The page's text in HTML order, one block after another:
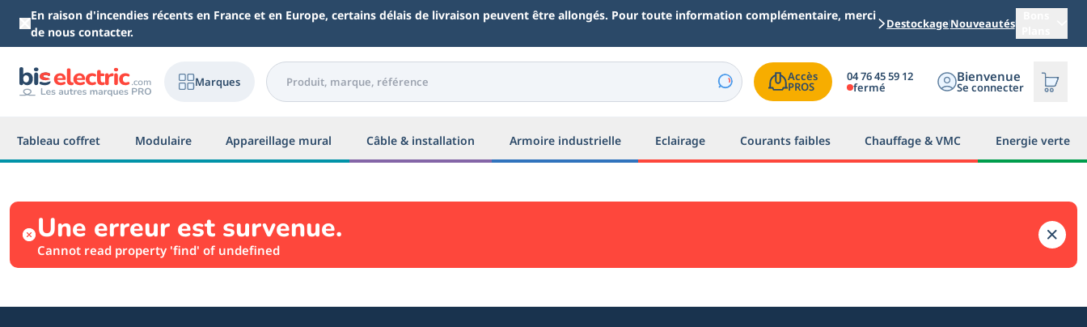
Aller au contenu principal
En raison d'incendies récents en France et en Europe, certains délais de livraison peuvent être allongés. Pour toute information complémentaire, merci
de nous contacter.
DestockageNouveautés
Marques Accès
PROS
04 76 45 59 12
fermé
Bienvenue
Se connecter
Tableau coffret Modulaire Appareillage mural Câble & installation Armoire industrielle Eclairage Courants faibles Chauffage & VMC Energie verte
Une erreur est survenue.
Cannot read property 'find' of undefined